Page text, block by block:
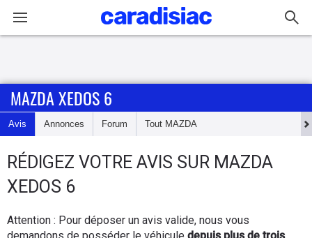
Accueil
Actu
Essais
d'achat
MAZDA XEDOS 6
Avis Annonces Forum Tout MAZDA
RÉDIGEZ VOTRE AVIS SUR MAZDA
XEDOS 6
Attention : Pour déposer un avis valide, nous vous